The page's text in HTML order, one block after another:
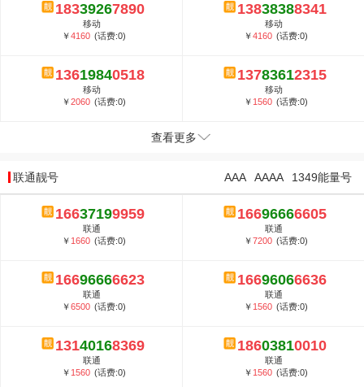
18339267890
移动
￥4160 (话费:0)
13838388341
移动
￥4160 (话费:0)
13619840518
移动
￥2060 (话费:0)
13783612315
移动
￥ 1560 (话费:0)
查看更多
联通靓号 1349能量号
AAAA
AAA
16637199959
联通
￥ 1660 (话费:0)
16696666605
联通
￥7200 (话费:0)
16696666623
联通
￥6500 (话费:0)
16696066636
联通
￥ 1560 (话费:0)
13140168369
联通
￥ 1560 (话费:0)
18603810010
联通
￥ 1560 (话费:0)